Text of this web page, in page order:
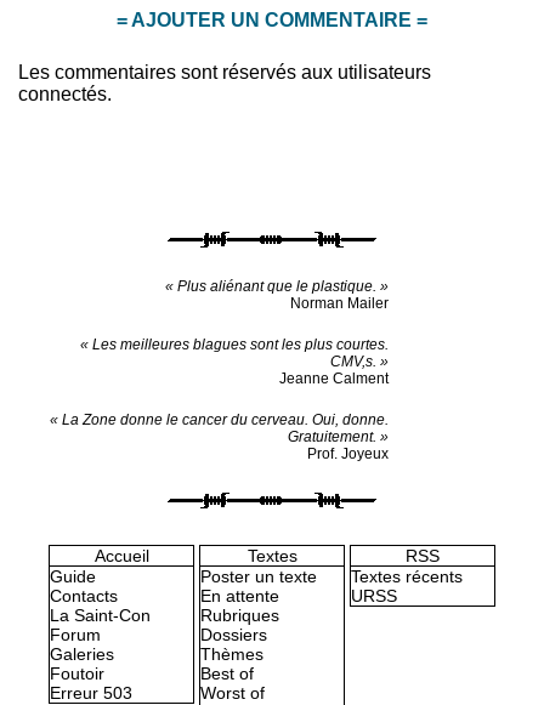
= AJOUTER UN COMMENTAIRE =
Les commentaires sont réservés aux utilisateurs
connectés.
« Plus aliénant que le plastique. »
Norman Mailer
« Les meilleures blagues sont les plus courtes.
CMV,s. »
Jeanne Calment
« La Zone donne le cancer du cerveau. Oui, donne.
Gratuitement. »
Prof. Joyeux
Accueil
Guide
Contacts
La Saint-Con
Forum
Galeries
Foutoir
Erreur 503
Textes
Poster un texte
En attente
Rubriques
Dossiers
Thèmes
Best of
Worst of
RSS
Textes récents
URSS